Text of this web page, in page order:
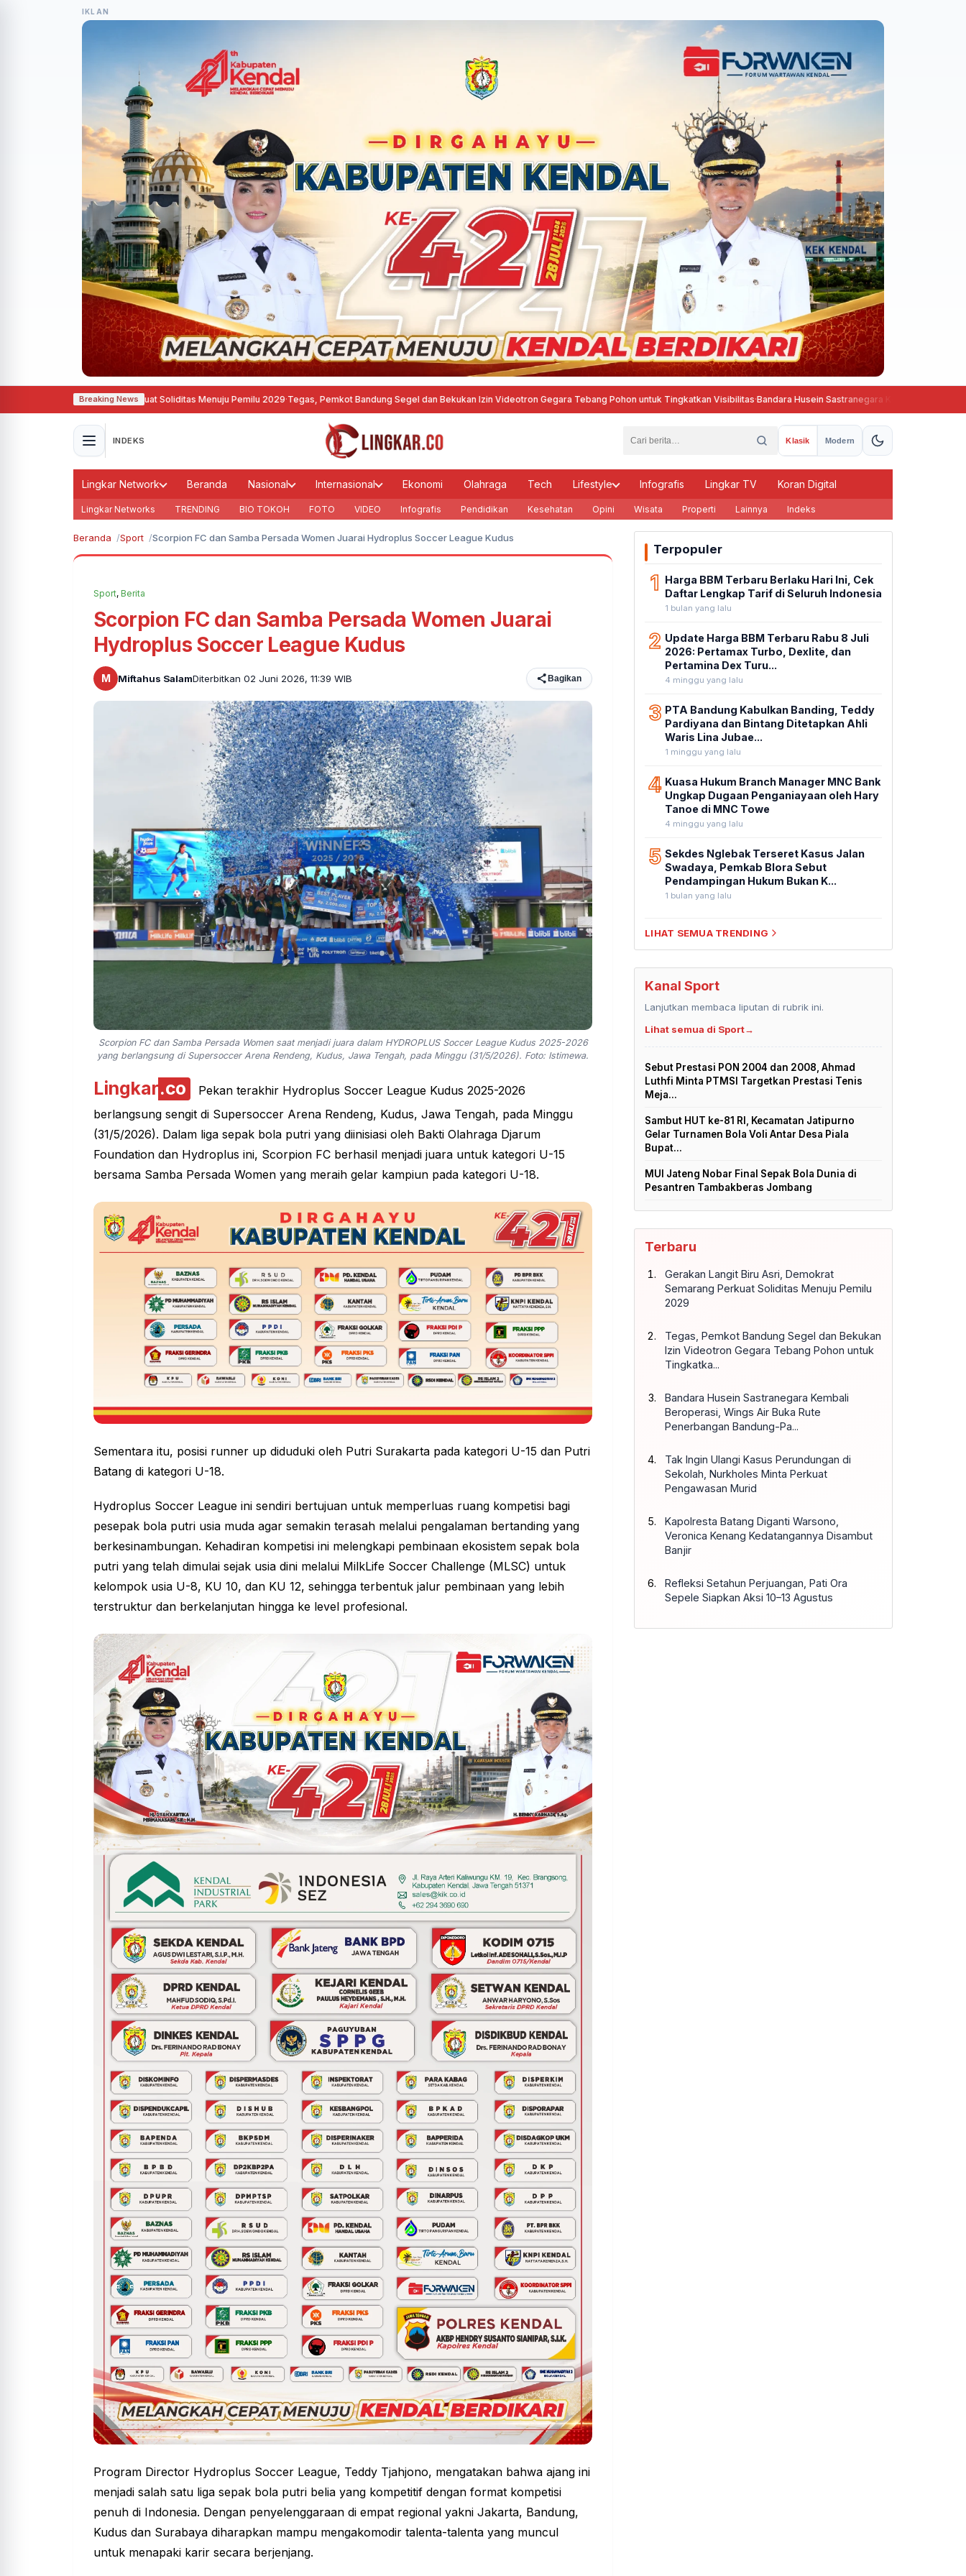
IKLAN
Breaking News
Semarang Perkuat Soliditas Menuju Pemilu 2029· Tegas, Pemkot Bandung Segel dan Bekukan Izin Videotron Gegara Tebang Pohon untuk Tingkatkan Visibilitas·Bandara Husein Sastranegara Kembali Beroperasi, Wings Air
INDEKS Klasik Modern
Lingkar Network Beranda Nasional Internasional Ekonomi Olahraga Tech Lifestyle Infografis Lingkar TV Koran Digital
Lingkar Networks TRENDING BIO TOKOH FOTO VIDEO Infografis Pendidikan Kesehatan Opini Wisata Properti Lainnya Indeks
Beranda Sport Scorpion FC dan Samba Persada Women Juarai Hydroplus Soccer League Kudus
Sport, Berita
Scorpion FC dan Samba Persada Women Juarai
Hydroplus Soccer League Kudus
M Miftahus SalamDiterbitkan 02 Juni 2026, 11:39 WIB Bagikan
Scorpion FC dan Samba Persada Women saat menjadi juara dalam HYDROPLUS Soccer League Kudus 2025-2026
yang berlangsung di Supersoccer Arena Rendeng, Kudus, Jawa Tengah, pada Minggu (31/5/2026). Foto: Istimewa.
Lingkar.co
Pekan terakhir Hydroplus Soccer League Kudus 2025-2026
berlangsung sengit di Supersoccer Arena Rendeng, Kudus, Jawa Tengah, pada Minggu
(31/5/2026). Dalam liga sepak bola putri yang diinisiasi oleh Bakti Olahraga Djarum
Foundation dan Hydroplus ini, Scorpion FC berhasil menjadi juara untuk kategori U-15
bersama Samba Persada Women yang meraih gelar kampiun pada kategori U-18.
Sementara itu, posisi runner up diduduki oleh Putri Surakarta pada kategori U-15 dan Putri
Batang di kategori U-18.
Hydroplus Soccer League ini sendiri bertujuan untuk memperluas ruang kompetisi bagi
pesepak bola putri usia muda agar semakin terasah melalui pengalaman bertanding yang
berkesinambungan. Kehadiran kompetisi ini melengkapi pembinaan ekosistem sepak bola
putri yang telah dimulai sejak usia dini melalui MilkLife Soccer Challenge (MLSC) untuk
kelompok usia U-8, KU 10, dan KU 12, sehingga terbentuk jalur pembinaan yang lebih
terstruktur dan berkelanjutan hingga ke level profesional.
Program Director Hydroplus Soccer League, Teddy Tjahjono, mengatakan bahwa ajang ini
menjadi salah satu liga sepak bola putri belia yang kompetitif dengan format kompetisi
penuh di Indonesia. Dengan penyelenggaraan di empat regional yakni Jakarta, Bandung,
Kudus dan Surabaya diharapkan mampu mengakomodir talenta-talenta yang muncul
untuk menapaki karir secara berjenjang.
Terpopuler
1 Harga BBM Terbaru Berlaku Hari Ini, Cek
Daftar Lengkap Tarif di Seluruh Indonesia
1 bulan yang lalu
2 Update Harga BBM Terbaru Rabu 8 Juli
2026: Pertamax Turbo, Dexlite, dan
Pertamina Dex Turu...
4 minggu yang lalu
3 PTA Bandung Kabulkan Banding, Teddy
Pardiyana dan Bintang Ditetapkan Ahli
Waris Lina Jubae...
1 minggu yang lalu
4 Kuasa Hukum Branch Manager MNC Bank
Ungkap Dugaan Penganiayaan oleh Hary
Tanoe di MNC Towe
4 minggu yang lalu
5 Sekdes Nglebak Terseret Kasus Jalan
Swadaya, Pemkab Blora Sebut
Pendampingan Hukum Bukan K...
1 bulan yang lalu
LIHAT SEMUA TRENDING
Kanal Sport
Lanjutkan membaca liputan di rubrik ini.
Lihat semua di Sport→
Sebut Prestasi PON 2004 dan 2008, Ahmad
Luthfi Minta PTMSI Targetkan Prestasi Tenis
Meja...
Sambut HUT ke-81 RI, Kecamatan Jatipurno
Gelar Turnamen Bola Voli Antar Desa Piala
Bupat...
MUI Jateng Nobar Final Sepak Bola Dunia di
Pesantren Tambakberas Jombang
Terbaru
Gerakan Langit Biru Asri, Demokrat
Semarang Perkuat Soliditas Menuju Pemilu
2029
Tegas, Pemkot Bandung Segel dan Bekukan
Izin Videotron Gegara Tebang Pohon untuk
Tingkatka...
Bandara Husein Sastranegara Kembali
Beroperasi, Wings Air Buka Rute
Penerbangan Bandung-Pa...
Tak Ingin Ulangi Kasus Perundungan di
Sekolah, Nurkholes Minta Perkuat
Pengawasan Murid
Kapolresta Batang Diganti Warsono,
Veronica Kenang Kedatangannya Disambut
Banjir
Refleksi Setahun Perjuangan, Pati Ora
Sepele Siapkan Aksi 10–13 Agustus